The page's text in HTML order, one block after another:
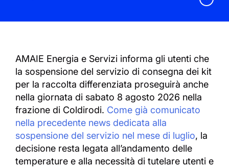
AMAIE Energia e Servizi informa gli utenti che
la sospensione del servizio di consegna dei kit
per la raccolta differenziata proseguirà anche
nella giornata di sabato 8 agosto 2026 nella
frazione di Coldirodi. Come già comunicato
nella precedente news dedicata alla
sospensione del servizio nel mese di luglio, la
decisione resta legata all’andamento delle
temperature e alla necessità di tutelare utenti e